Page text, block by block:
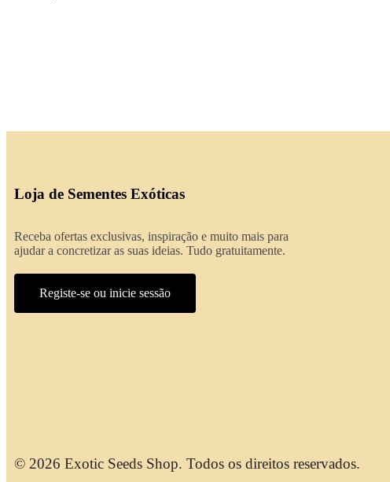
Loja de Sementes Exóticas
Receba ofertas exclusivas, inspiração e muito mais para
ajudar a concretizar as suas ideias. Tudo gratuitamente.
Registe-se ou inicie sessão
© 2026 Exotic Seeds Shop. Todos os direitos reservados.